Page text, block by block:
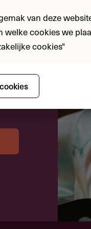
van deze
welke cookies we
cookies"